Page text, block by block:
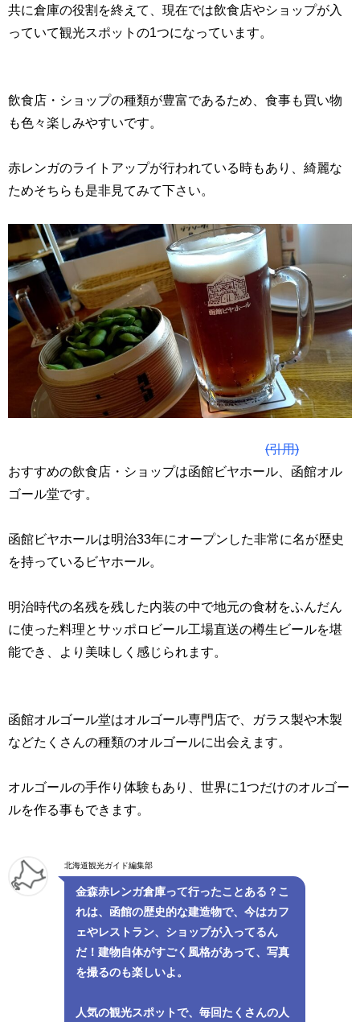
共に倉庫の役割を終えて、現在では飲食店やショップが入
っていて観光スポットの1つになっています。
飲食店・ショップの種類が豊富であるため、食事も買い物
も色々楽しみやすいです。
赤レンガのライトアップが行われている時もあり、綺麗な
ためそちらも是非見てみて下さい。
(引用)
おすすめの飲食店・ショップは函館ビヤホール、函館オル
ゴール堂です。
函館ビヤホールは明治33年にオープンした非常に名が歴史
を持っているビヤホール。
明治時代の名残を残した内装の中で地元の食材をふんだん
に使った料理とサッポロビール工場直送の樽生ビールを堪
能でき、より美味しく感じられます。
函館オルゴール堂はオルゴール専門店で、ガラス製や木製
などたくさんの種類のオルゴールに出会えます。
オルゴールの手作り体験もあり、世界に1つだけのオルゴー
ルを作る事もできます。
北海道観光ガイド編集部
金森赤レンガ倉庫って行ったことある？こ
れは、函館の歴史的な建造物で、今はカフ
ェやレストラン、ショップが入ってるん
だ！建物自体がすごく風格があって、写真
を撮るのも楽しいよ。
人気の観光スポットで、毎回たくさんの人